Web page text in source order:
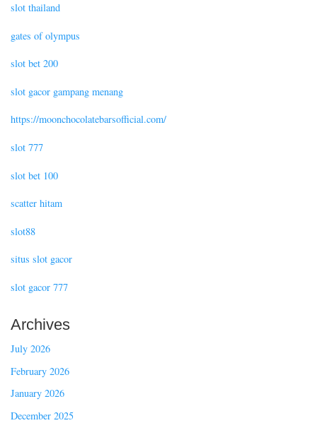
slot thailand
gates of olympus
slot bet 200
slot gacor gampang menang
https://moonchocolatebarsofficial.com/
slot 777
slot bet 100
scatter hitam
slot88
situs slot gacor
slot gacor 777
Archives
July 2026
February 2026
January 2026
December 2025